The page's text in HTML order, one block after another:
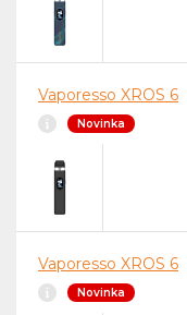
Vaporesso XROS 6
Novinka
Vaporesso XROS 6
Novinka